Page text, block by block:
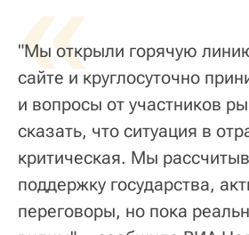
«
"Мы открыли горячую
сайте и круглосуточно
и вопросы от участников
сказать, что ситуация в
критическая. Мы
поддержку государства,
переговоры, но пока